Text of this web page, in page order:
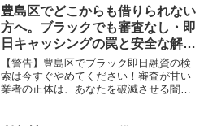
武蔵村山市で違法業者を避け、借金地獄
から抜け出した方々の実体験と確実な解
決策を完全公開。
豊島区でどこからも借りられない
方へ。ブラックでも審査なし・即
日キャッシングの罠と安全な解決
策
【警告】豊島区でブラック即日融資の検
索は今すぐやめてください！審査が甘い
業者の正体は、あなたを破滅させる闇金